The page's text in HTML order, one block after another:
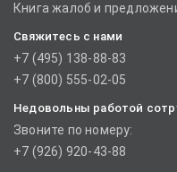
Книга жалоб и
Свяжитесь с нами
+7 (495) 138-88-83
+7 (800) 555-02-05
Недовольны работой
Звоните по номеру:
+7 (926) 920-43-88